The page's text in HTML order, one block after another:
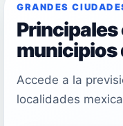
GRANDES
Principales
municipios
Accede a la
localidades